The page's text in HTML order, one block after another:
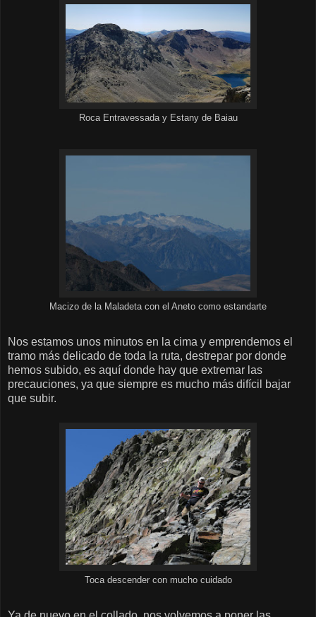
Roca Entravessada y Estany de Baiau
Macizo de la Maladeta con el Aneto como estandarte
Nos estamos unos minutos en la cima y emprendemos el
tramo más delicado de toda la ruta, destrepar por donde
hemos subido, es aquí donde hay que extremar las
precauciones, ya que siempre es mucho más difícil bajar
que subir.
Toca descender con mucho cuidado